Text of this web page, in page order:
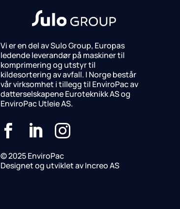
Vi er en del av Sulo Group, Europas
ledende leverandør på maskiner til
komprimering og utstyr til
kildesortering av avfall. I Norge består
vår virksomhet i tillegg til EnviroPac av
datterselskapene Euroteknikk AS og
EnviroPac Utleie AS.
  
© 2025 EnviroPac
Designet og utviklet av Increo AS